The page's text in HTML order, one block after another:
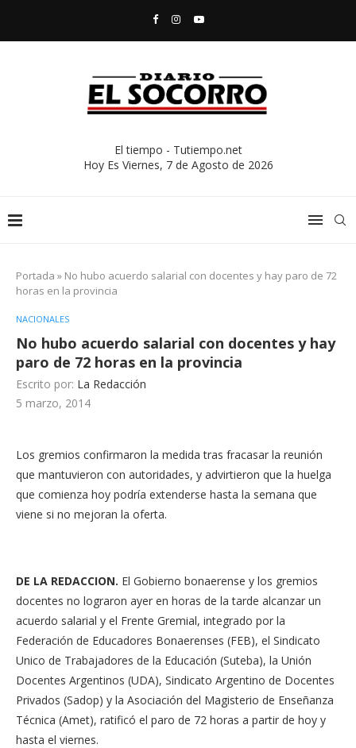
El tiempo - Tutiempo.net
Hoy Es Viernes, 7 de Agosto de 2026
Portada » No hubo acuerdo salarial con docentes y hay paro de 72
horas en la provincia
NACIONALES
No hubo acuerdo salarial con docentes y hay
paro de 72 horas en la provincia
Escrito por: La Redacción
5 marzo, 2014
Los gremios confirmaron la medida tras fracasar la reunión
que mantuvieron con autoridades, y advirtieron que la huelga
que comienza hoy podría extenderse hasta la semana que
viene si no mejoran la oferta.
DE LA REDACCION. El Gobierno bonaerense y los gremios
docentes no lograron ayer en horas de la tarde alcanzar un
acuerdo salarial y el Frente Gremial, integrado por la
Federación de Educadores Bonaerenses (FEB), el Sindicato
Unico de Trabajadores de la Educación (Suteba), la Unión
Docentes Argentinos (UDA), Sindicato Argentino de Docentes
Privados (Sadop) y la Asociación del Magisterio de Enseñanza
Técnica (Amet), ratificó el paro de 72 horas a partir de hoy y
hasta el viernes.